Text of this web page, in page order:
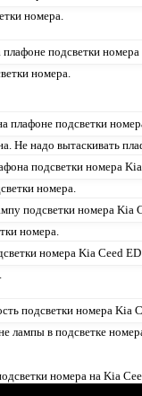
номера.
номера.
Не надо вытаскивать
номера.
номера.
лампы в подсветке
номера на Kia